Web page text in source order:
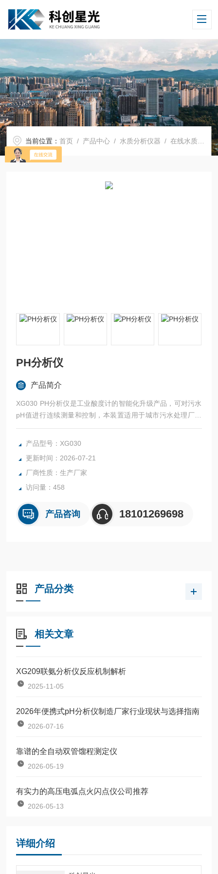
当前位置：首页 / 产品中心 / 水质分析仪器 /在线水质监测仪表
PH分析仪
产品简介
XG030 PH分析仪是工业酸度计的智能化升级产品，可对污水
pH值进行连续测量和控制，本装置适用于城市污水处理厂、
电力、化工、印染、造纸、制药、电镀以及环保等领域。
产品型号：XG030
更新时间：2026-07-21
厂商性质：生产厂家
访问量：458
产品咨询 18101269698
产品分类
相关文章
XG209联氨分析仪反应机制解析
2025-11-05
2026年便携式pH分析仪制造厂家行业现状与选择指南
2026-07-16
靠谱的全自动双管馏程测定仪
2026-05-19
有实力的高压电弧点火闪点仪公司推荐
2026-05-13
详细介绍